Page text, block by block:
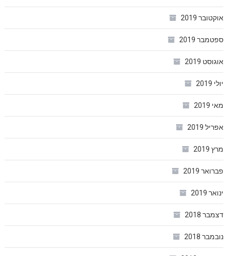
אוקטובר 2019
ספטמבר 2019
אוגוסט 2019
יולי 2019
מאי 2019
אפריל 2019
מרץ 2019
פברואר 2019
ינואר 2019
דצמבר 2018
נובמבר 2018